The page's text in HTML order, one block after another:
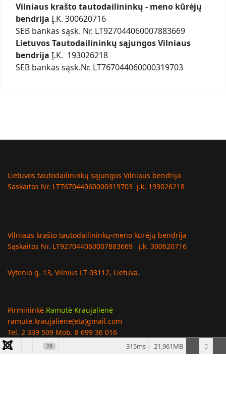
Vilniaus krašto tautodailininkų - meno kūrėjų
bendrija Į.K. 300620716
SEB bankas sąsk. Nr. LT927044060007883669
Lietuvos Tautodailininkų sąjungos Vilniaus
bendrija Į.K. 193026218
SEB bankas sąsk.Nr. LT767044060000319703
Lietuvos tautodailininkų sąjungos Vilniaus bendrija
Saskaitos Nr. LT767044060000319703 į.k. 193026218
Vilniaus krašto tautodailininkų-meno kūrėjų bendrija
Sąskaitos Nr. LT927044060007883669 į.k. 300620716
Vytenio g. 13, Vilnius LT-03112, Lietuva.
Pirmininkė Ramutė Kraujalienė
ramute.kraujaliene(eta)gmail.com
Tel. 2 339 509 Mob. 8 699 36 016
28 21.961MB
315ms